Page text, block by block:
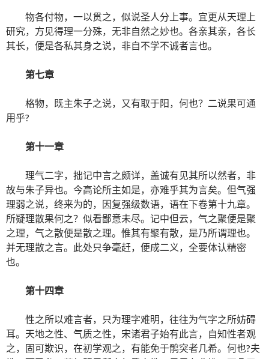
物各付物，一以贯之，似说圣人分上事。宜更从天理上
研究，方见得理一分殊，无非自然之妙也。各亲其亲，各长
其长，便是各私其身之说，非自不学不诚者言也。
第七章
格物，既主朱子之说，又有取于阳，何也？二说果可通
用乎?
第十一章
理气二字，拙记中言之颇详，盖诚有见其所以然者，非
故与朱子异也。今高论所主如是，亦难乎其为言矣。但气强
理弱之说，终来为的，因复强级数语，语在下卷第十九章。
所疑理散果何之？似看鄙意未尽。记中但云，气之聚便是聚
之理，气之散便是散之理。惟其有聚有散，是乃所谓理也。
并无理散之言。此处只争毫赶，便成二义，全要体认精密
也。
第十四章
性之所以难言者，只为理字难明，往往为气字之所妨碍
耳。天地之性、气质之性，宋诸君子始有此言，自知性者观
之，固可欺识，在初学观之，有能免于鹘突者几希。何也?夫